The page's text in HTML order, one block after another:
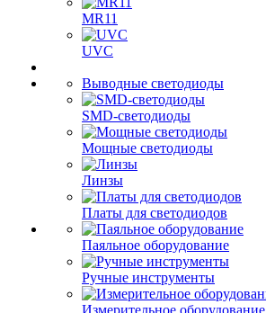
MR11
UVC
Выводные светодиоды
SMD-светодиоды
Мощные светодиоды
Линзы
Платы для светодиодов
Паяльное оборудование
Ручные инструменты
Измерительное оборудование